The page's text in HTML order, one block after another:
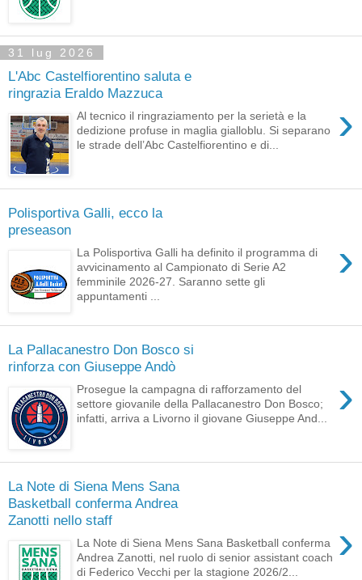
31 lug 2026
L'Abc Castelfiorentino saluta e
ringrazia Eraldo Mazzuca
›
Al tecnico il ringraziamento per la serietà e la
dedizione profuse in maglia gialloblu. Si separano
le strade dell’Abc Castelfiorentino e di...
Polisportiva Galli, ecco la
preseason
›
La Polisportiva Galli ha definito il programma di
avvicinamento al Campionato di Serie A2
femminile 2026-27. Saranno sette gli
appuntamenti ...
La Pallacanestro Don Bosco si
rinforza con Giuseppe Andò
›
Prosegue la campagna di rafforzamento del
settore giovanile della Pallacanestro Don Bosco;
infatti, arriva a Livorno il giovane Giuseppe And...
La Note di Siena Mens Sana
Basketball conferma Andrea
Zanotti nello staff
›
La Note di Siena Mens Sana Basketball conferma
Andrea Zanotti, nel ruolo di senior assistant coach
di Federico Vecchi per la stagione 2026/2...